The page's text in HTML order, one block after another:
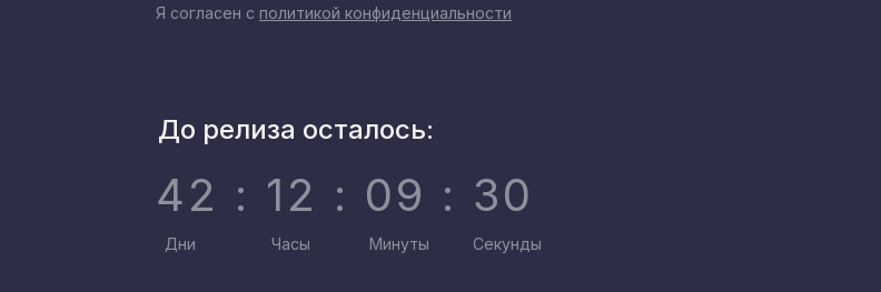
Я согласен с политикой конфиденциальности
42 : 12 : 09 : 30
До релиза осталось:
Дни Часы Минуты Секунды